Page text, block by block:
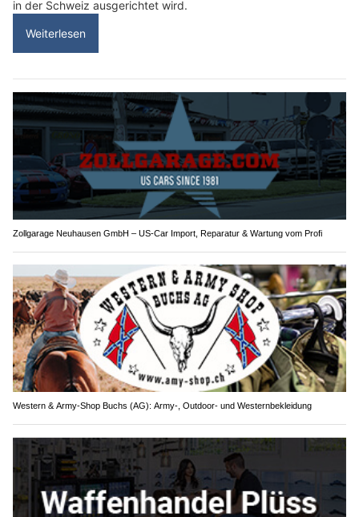
in der Schweiz ausgerichtet wird.
Weiterlesen
Zollgarage Neuhausen GmbH – US-Car Import, Reparatur & Wartung vom Profi
Western & Army-Shop Buchs (AG): Army-, Outdoor- und Westernbekleidung